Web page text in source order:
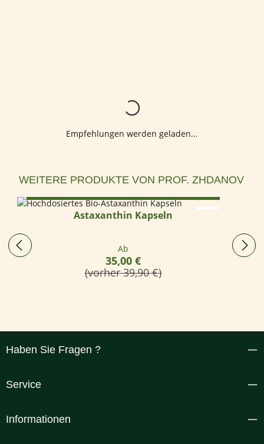
Lädt...
Empfehlungen werden geladen...
Produktgalerie überspringen
WEITERE PRODUKTE VON PROF. ZHDANOV
Optionen wählen
Astaxanthin Kapseln
Regulärer Preis:
Ab
35,00 €
(vorher 39,90 €)
Haben Sie Fragen ?
Service
Informationen